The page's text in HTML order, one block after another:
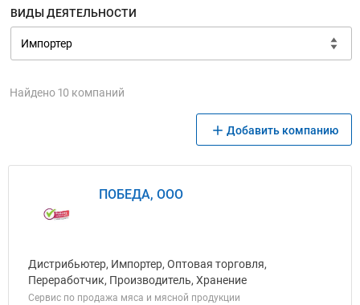
ВИДЫ ДЕЯТЕЛЬНОСТИ
Найдено 10 компаний
Добавить компанию
ПОБЕДА, ООО
Дистрибьютер, Импортер, Оптовая торговля,
Переработчик, Производитель, Хранение
Сервис по продажа мяса и мясной продукции